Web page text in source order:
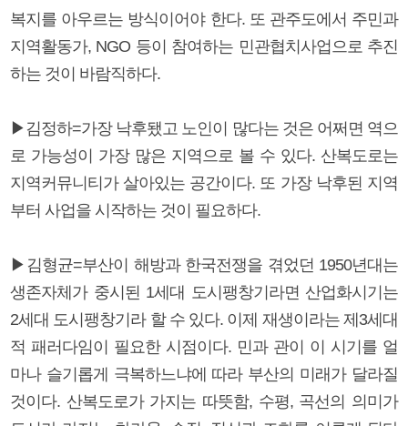
복지를 아우르는 방식이어야 한다. 또 관주도에서 주민과
지역활동가, NGO 등이 참여하는 민관협치사업으로 추진
하는 것이 바람직하다.
▶김정하=가장 낙후됐고 노인이 많다는 것은 어쩌면 역으
로 가능성이 가장 많은 지역으로 볼 수 있다. 산복도로는
지역커뮤니티가 살아있는 공간이다. 또 가장 낙후된 지역
부터 사업을 시작하는 것이 필요하다.
▶김형균=부산이 해방과 한국전쟁을 겪었던 1950년대는
생존자체가 중시된 1세대 도시팽창기라면 산업화시기는
2세대 도시팽창기라 할 수 있다. 이제 재생이라는 제3세대
적 패러다임이 필요한 시점이다. 민과 관이 이 시기를 얼
마나 슬기롭게 극복하느냐에 따라 부산의 미래가 달라질
것이다. 산복도로가 가지는 따뜻함, 수평, 곡선의 의미가